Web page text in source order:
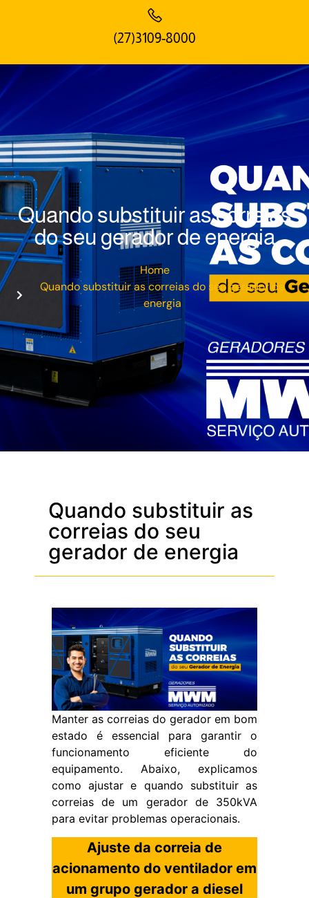
(27)3109-8000
Quando substituir as correias
do seu gerador de energia
Home
Quando substituir as correias do seu gerador de
energia
Quando substituir as
correias do seu
gerador de energia
Manter as correias do gerador em bom
estado é essencial para garantir o
funcionamento eficiente do
equipamento. Abaixo, explicamos
como ajustar e quando substituir as
correias de um gerador de 350kVA
para evitar problemas operacionais.
Ajuste da correia de
acionamento do ventilador em
um grupo gerador a diesel